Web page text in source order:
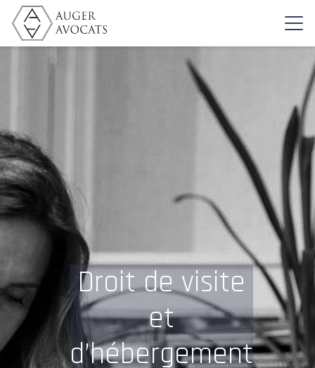
Droit de visite
et
d’hébergement